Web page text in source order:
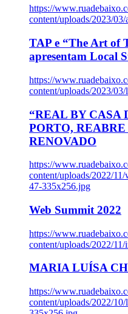
https://
content/uploads/2023/
TAP e “The Art of
apresentam Local
https://
content/uploads/2023/
“REAL BY CASA
PORTO,
RENOVADO
https://
content/uploads/2022/
47-335x256.jpg
Web Summit 2022
https://
content/uploads/2022/
MARIA LUÍSA
https://
content/uploads/2022/